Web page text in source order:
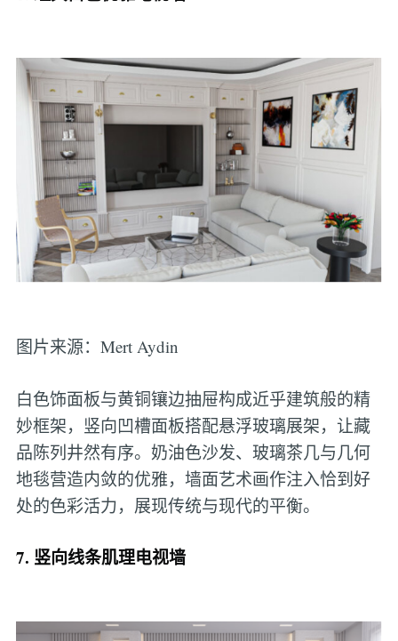
图片来源：Mert Aydin
白色饰面板与黄铜镶边抽屉构成近乎建筑般的精
妙框架，竖向凹槽面板搭配悬浮玻璃展架，让藏
品陈列井然有序。奶油色沙发、玻璃茶几与几何
地毯营造内敛的优雅，墙面艺术画作注入恰到好
处的色彩活力，展现传统与现代的平衡。
7. 竖向线条肌理电视墙